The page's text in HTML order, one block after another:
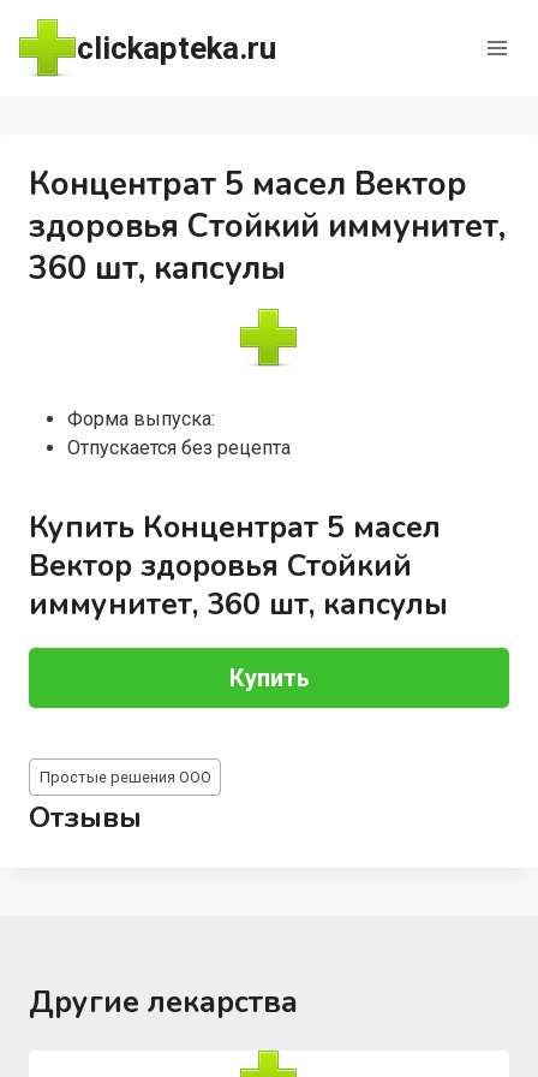
Перейти
содержимому
clickapteka.ru
Концентрат 5 масел Вектор
здоровья Стойкий иммунитет,
360 шт, капсулы
Форма выпуска:
Отпускается без рецепта
Купить Концентрат 5 масел
Вектор здоровья Стойкий
иммунитет, 360 шт, капсулы
Купить
Метки
записи:
Простые решения ООО
Отзывы
Другие лекарства